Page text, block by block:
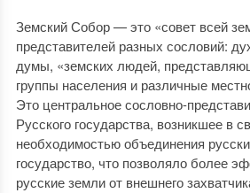
Земский Собор — это «совет всей
представителей разных сословий:
думы, «земских людей,
группы населения и различные
Это центральное сословно-
Русского государства, возникшее в
необходимостью объединения
государство, что позволяло более
русские земли от внешнего